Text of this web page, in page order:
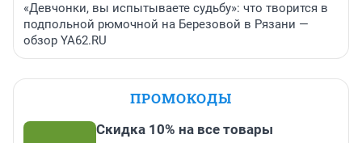
«Девчонки, вы испытываете судьбу»: что творится в
подпольной рюмочной на Березовой в Рязани —
обзор YA62.RU
ПРОМОКОДЫ
Скидка 10% на все товары